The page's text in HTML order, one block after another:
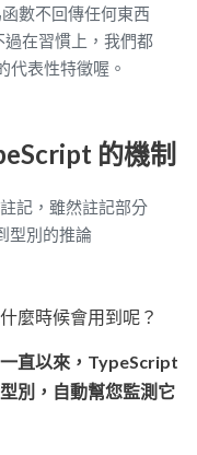
數不回傳任何東西
過在習慣上，我們都
代表性特徵喔。
的機制
記，雖然註記部分
型別的推論
麼時候會用到呢？
一直以來，TypeScript
別，自動幫您監測它